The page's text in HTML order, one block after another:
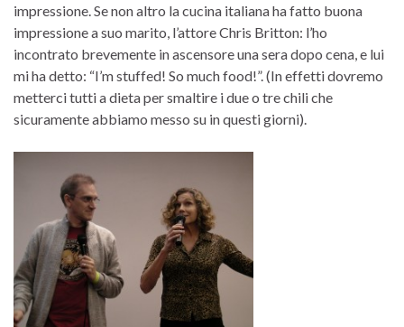
impressione. Se non altro la cucina italiana ha fatto buona
impressione a suo marito, l’attore Chris Britton: l’ho
incontrato brevemente in ascensore una sera dopo cena, e lui
mi ha detto: “I’m stuffed! So much food!”. (In effetti dovremo
metterci tutti a dieta per smaltire i due o tre chili che
sicuramente abbiamo messo su in questi giorni).